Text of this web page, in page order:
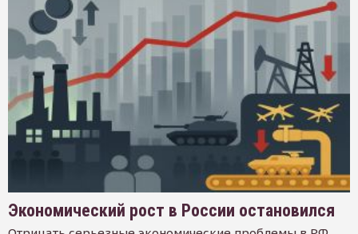
Экономический рост в России остановился